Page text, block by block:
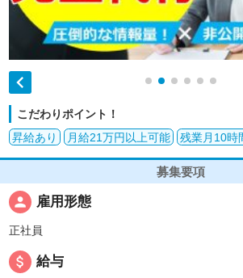

こだわりポイント！
昇給あり
月給21万円以上可能 残業月10時
募集要項
person 雇用形態
正社員
attach_money 給与